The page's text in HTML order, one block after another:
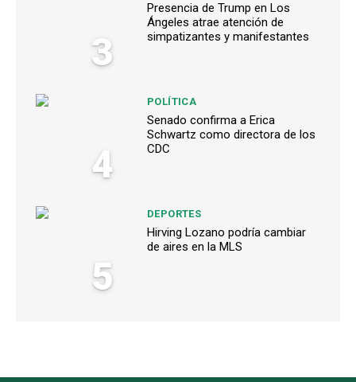
3
Presencia de Trump en Los
Ángeles atrae atención de
simpatizantes y manifestantes
4
POLÍTICA
Senado confirma a Erica
Schwartz como directora de los
CDC
5
DEPORTES
Hirving Lozano podría cambiar
de aires en la MLS